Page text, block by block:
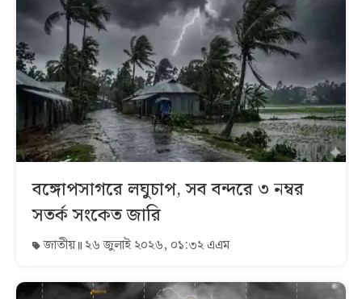
বঙ্গোপসাগরে লঘুচাপ, সব বন্দরে ৩ নম্বর
সতর্ক সংকেত জারি
জাতীয় ২৬ জুলাই ২০২৬, ০১:৩২ এএম